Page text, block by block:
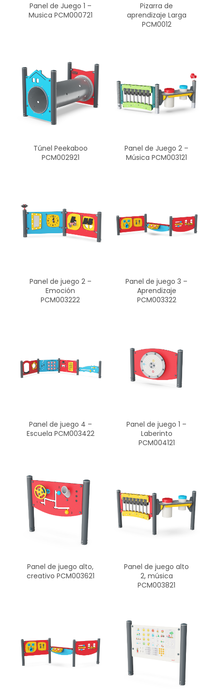
Panel de Juego 1 –
Musica PCM000721
Pizarra de
aprendizaje Larga
PCM0012
Túnel Peekaboo
PCM002921
Panel de Juego 2 –
Música PCM003121
Panel de juego 2 –
Emoción
PCM003222
Panel de juego 3 –
Aprendizaje
PCM003322
Panel de juego 4 –
Escuela PCM003422
Panel de juego 1 –
Laberinto
PCM004121
Panel de juego alto,
creativo PCM003621
Panel de juego alto
2, música
PCM003821